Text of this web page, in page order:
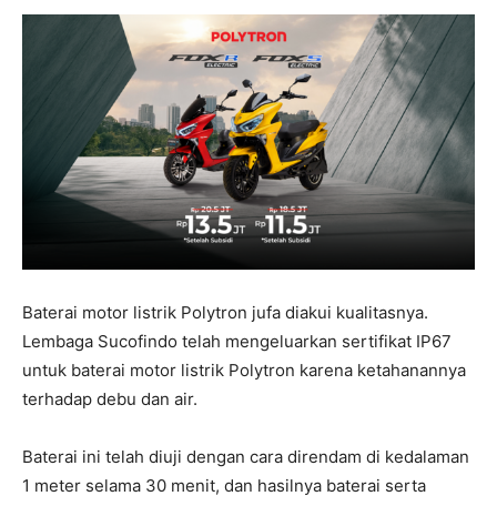
Baterai motor listrik Polytron jufa diakui kualitasnya.
Lembaga Sucofindo telah mengeluarkan sertifikat IP67
untuk baterai motor listrik Polytron karena ketahanannya
terhadap debu dan air.
Baterai ini telah diuji dengan cara direndam di kedalaman
1 meter selama 30 menit, dan hasilnya baterai serta